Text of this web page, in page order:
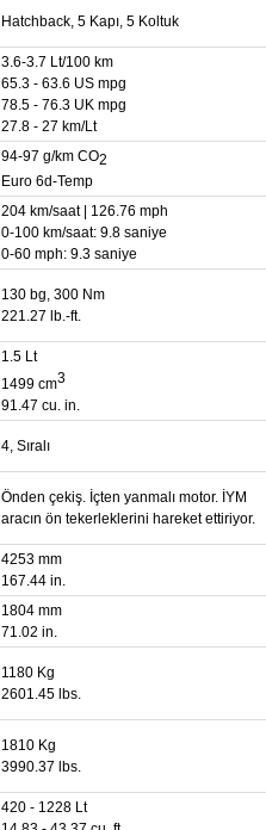
Hatchback, 5 Kapı, 5 Koltuk
3.6-3.7 Lt/100 km
65.3 - 63.6 US mpg
78.5 - 76.3 UK mpg
27.8 - 27 km/Lt
94-97 g/km CO2
Euro 6d-Temp
204 km/saat | 126.76 mph
0-100 km/saat: 9.8 saniye
0-60 mph: 9.3 saniye
130 bg, 300 Nm
221.27 lb.-ft.
1.5 Lt
1499 cm3
91.47 cu. in.
4, Sıralı
Önden çekiş. İçten yanmalı motor. İYM
aracın ön tekerleklerini hareket ettiriyor.
4253 mm
167.44 in.
1804 mm
71.02 in.
1180 Kg
2601.45 lbs.
1810 Kg
3990.37 lbs.
420 - 1228 Lt